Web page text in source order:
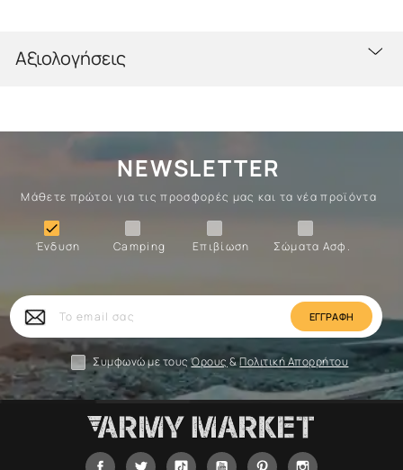
Αξιολογήσεις
NEWSLETTER
Μάθετε πρώτοι για τις προσφορές μας και τα νέα προϊόντα
Σώματα Ασφ.
Επιβίωση
Camping
Ένδυση

Ένδυση
Το
email
σας
Συμφωνώ με τουςΌρους &Πολιτική Απορρήτου
FacebookTwitter Tiktok YouTube Pinterest